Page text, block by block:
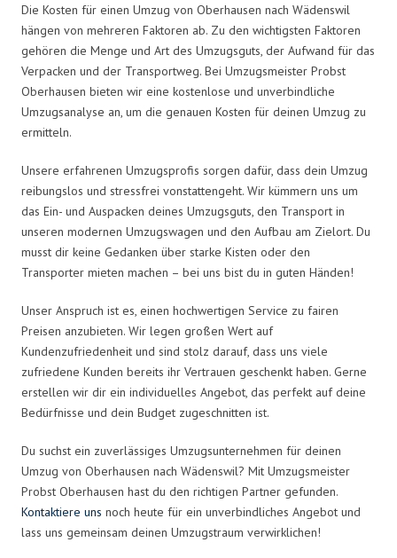
Die Kosten für einen Umzug von Oberhausen nach Wädenswil
hängen von mehreren Faktoren ab. Zu den wichtigsten Faktoren
gehören die Menge und Art des Umzugsguts, der Aufwand für das
Verpacken und der Transportweg. Bei Umzugsmeister Probst
Oberhausen bieten wir eine kostenlose und unverbindliche
Umzugsanalyse an, um die genauen Kosten für deinen Umzug zu
ermitteln.
Unsere erfahrenen Umzugsprofis sorgen dafür, dass dein Umzug
reibungslos und stressfrei vonstattengeht. Wir kümmern uns um
das Ein- und Auspacken deines Umzugsguts, den Transport in
unseren modernen Umzugswagen und den Aufbau am Zielort. Du
musst dir keine Gedanken über starke Kisten oder den
Transporter mieten machen – bei uns bist du in guten Händen!
Unser Anspruch ist es, einen hochwertigen Service zu fairen
Preisen anzubieten. Wir legen großen Wert auf
Kundenzufriedenheit und sind stolz darauf, dass uns viele
zufriedene Kunden bereits ihr Vertrauen geschenkt haben. Gerne
erstellen wir dir ein individuelles Angebot, das perfekt auf deine
Bedürfnisse und dein Budget zugeschnitten ist.
Du suchst ein zuverlässiges Umzugsunternehmen für deinen
Umzug von Oberhausen nach Wädenswil? Mit Umzugsmeister
Probst Oberhausen hast du den richtigen Partner gefunden.
Kontaktiere uns noch heute für ein unverbindliches Angebot und
lass uns gemeinsam deinen Umzugstraum verwirklichen!